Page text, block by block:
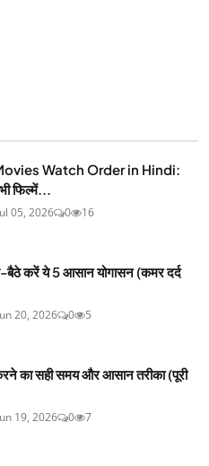
Watch Order in Hindi:
फिल्में...
05, 2026 0 16
बैठे करें ये 5 आसान योगासन (कमर दर्द
20, 2026 0 5
का सही समय और आसान तरीका (पूरी
19, 2026 0 7